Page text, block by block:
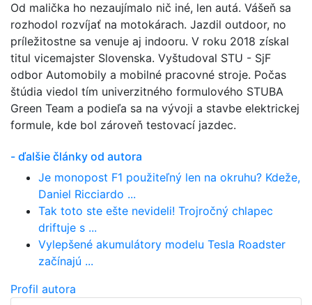
Od malička ho nezaujímalo nič iné, len autá. Vášeň sa
rozhodol rozvíjať na motokárach. Jazdil outdoor, no
príležitostne sa venuje aj indooru. V roku 2018 získal
titul vicemajster Slovenska. Vyštudoval STU - SjF
odbor Automobily a mobilné pracovné stroje. Počas
štúdia viedol tím univerzitného formulového STUBA
Green Team a podieľa sa na vývoji a stavbe elektrickej
formule, kde bol zároveň testovací jazdec.
- ďalšie články od autora
Je monopost F1 použiteľný len na okruhu? Kdeže,
Daniel Ricciardo ...
Tak toto ste ešte nevideli! Trojročný chlapec
driftuje s ...
Vylepšené akumulátory modelu Tesla Roadster
začínajú ...
Profil autora